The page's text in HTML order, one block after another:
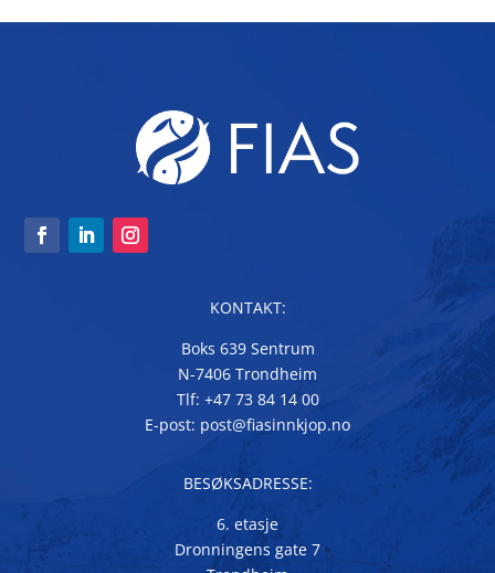
KONTAKT:
Boks 639 Sentrum
N-7406 Trondheim
Tlf: +47 73 84 14 00
E-post: post@fiasinnkjop.no
BESØKSADRESSE:
6. etasje
Dronningens gate 7